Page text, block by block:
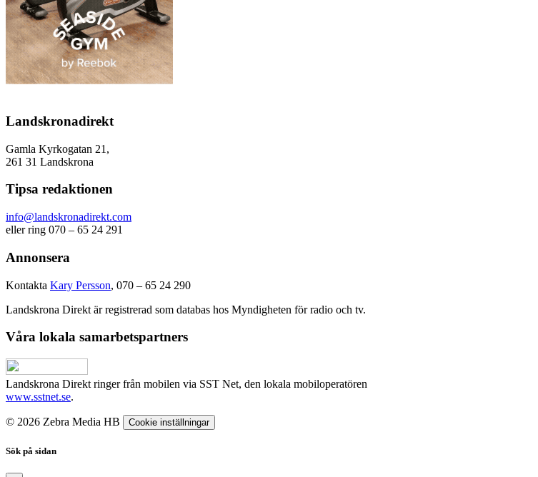
Landskronadirekt
Gamla Kyrkogatan 21,
261 31 Landskrona
Tipsa redaktionen
info@landskronadirekt.com
eller ring 070 – 65 24 291
Annonsera
Kontakta Kary Persson, 070 – 65 24 290
Landskrona Direkt är registrerad som databas hos Myndigheten för radio och tv.
Våra lokala samarbetspartners
Landskrona Direkt ringer från mobilen via SST Net, den lokala mobiloperatören
www.sstnet.se.
© 2026 Zebra Media HB Cookie inställningar
Sök på sidan